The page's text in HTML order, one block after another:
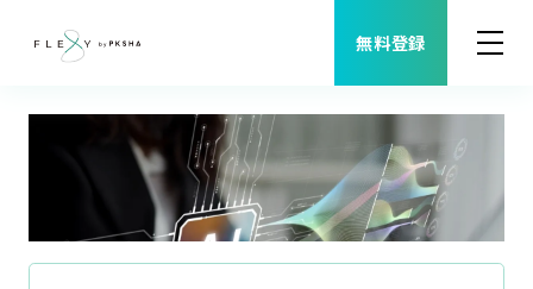
無料登録
職種から案件を探す